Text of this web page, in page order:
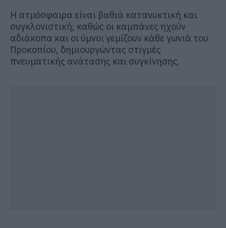
Η ατμόσφαιρα είναι βαθιά κατανυκτική και
συγκλονιστική, καθώς οι καμπάνες ηχούν
αδιάκοπα και οι ύμνοι γεμίζουν κάθε γωνιά του
Προκοπίου, δημιουργώντας στιγμές
πνευματικής ανάτασης και συγκίνησης.